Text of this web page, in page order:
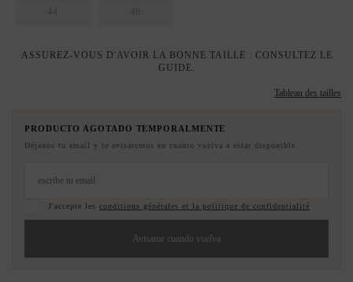
ASSUREZ-VOUS D'AVOIR LA BONNE TAILLE : CONSULTEZ LE
GUIDE.
Tableau des tailles
PRODUCTO AGOTADO TEMPORALMENTE
Déjanos tu email y te avisaremos en cuanto vuelva a estar disponible.
J'accepte les conditions générales et la politique de confidentialité
Avisame cuando vuelva